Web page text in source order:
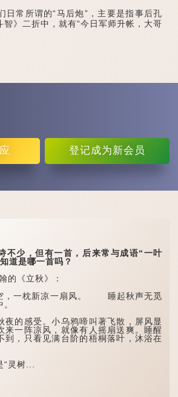
常所谓的“马后炮”，主要是指事后孔
智》二折中，就有“今日军师升帐，大哥
登记成为新会员
少，但有一首，后来常与成语“一叶
道是哪一首吗？
《立秋》：
一枕新凉一扇风。 睡起秋声无觅
的感受。小乌鸦啼叫著飞散，屏风显
来一阵凉风，就像有人摇扇送爽。睡醒
到，只看见满台阶的梧桐落叶，沐浴在
树...